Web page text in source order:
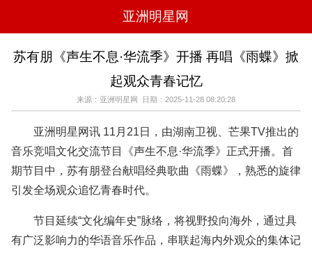
亚洲明星网
电影 电视 综艺
音乐
时尚
八卦 华人男明星
华人女明星
韩国男明星 日本男明星
欧美男明星 泰国女明星
苏有朋《声生不息·华流季》开播 再唱《雨蝶》掀
起观众青春记忆
来源：亚洲明星网 日期：2025-11-28 08:20:28
亚洲明星网讯 11月21日，由湖南卫视、芒果TV推出的
音乐竞唱文化交流节目《声生不息·华流季》正式开播。首
期节目中，苏有朋登台献唱经典歌曲《雨蝶》，熟悉的旋律
引发全场观众追忆青春时代。
节目延续“文化编年史”脉络，将视野投向海外，通过具
有广泛影响力的华语音乐作品，串联起海内外观众的集体记